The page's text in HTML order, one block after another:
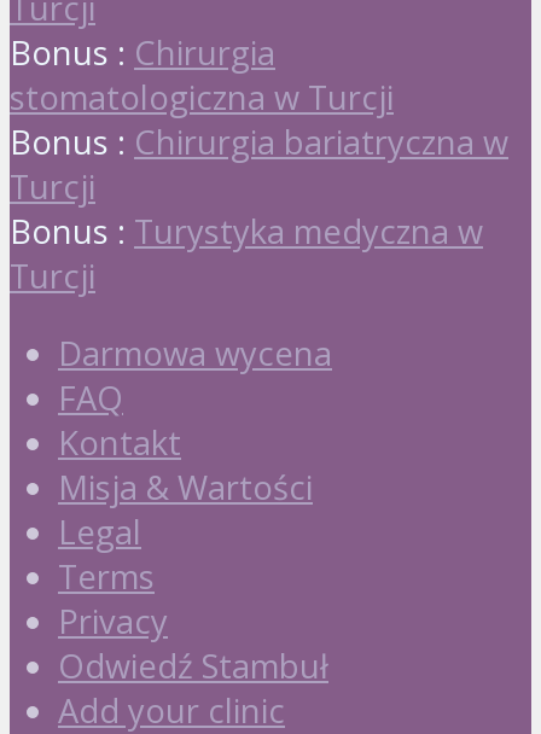
Bonus : Chirurgia
stomatologiczna w Turcji
Bonus : Chirurgia bariatryczna w
Turcji
Bonus : Turystyka medyczna w
Turcji
Darmowa wycena
FAQ
Kontakt
Misja & Wartości
Legal
Terms
Privacy
Odwiedź Stambuł
Add your clinic